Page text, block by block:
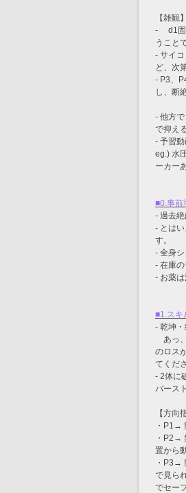
【雑観】
- 　d1
うこと
- サイ
ど、次
- P3、
し、断
- 他方
で抑え
- 予習
eg.) 水
ーカー
■0.事前
- 過去
- とは
す。
- 全身
- 在庫
- お薬
■1.スキ
- 乾坤
あっ
のロス
てくだ
- 2体に
バース
【方向
・P1→
・P2→
置から
・P3→
で見ら
でセー